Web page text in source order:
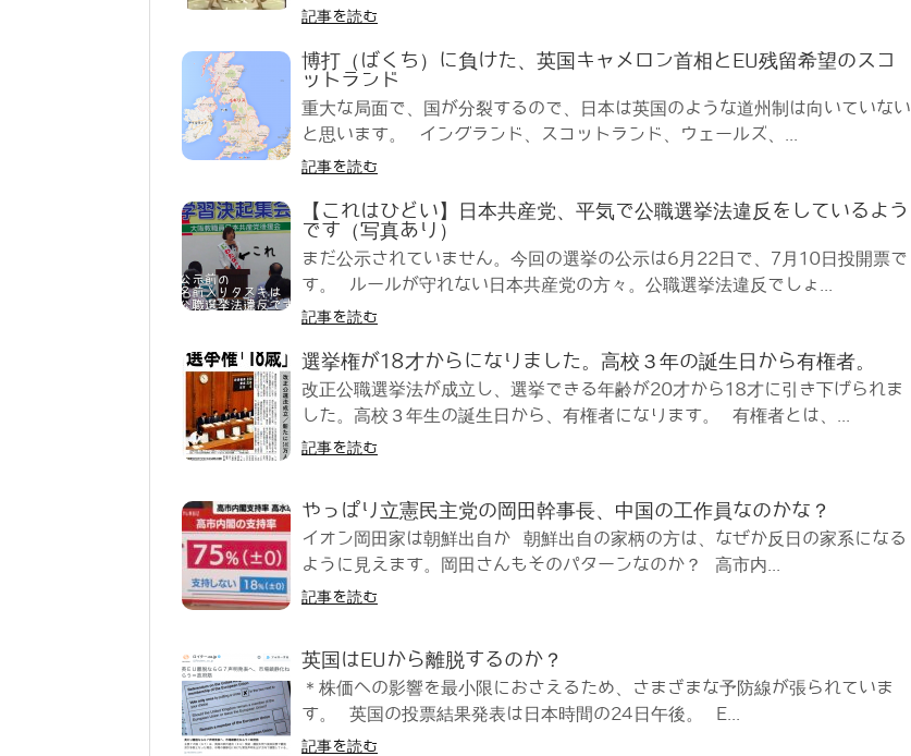
記事を読む
博打（ばくち）に負けた、英国キャメロン首相とEU残留希望のスコ
ットランド
重大な局面で、国が分裂するので、日本は英国のような道州制は向いていない
と思います。 イングランド、スコットランド、ウェールズ、...
記事を読む
【これはひどい】日本共産党、平気で公職選挙法違反をしているよう
です（写真あり）
まだ公示されていません。今回の選挙の公示は6月22日で、7月10日投開票で
す。 ルールが守れない日本共産党の方々。公職選挙法違反でしょ...
記事を読む
選挙権が18才からになりました。高校３年の誕生日から有権者。
改正公職選挙法が成立し、選挙できる年齢が20才から18才に引き下げられま
した。高校３年生の誕生日から、有権者になります。 有権者とは、...
記事を読む
やっぱり立憲民主党の岡田幹事長、中国の工作員なのかな？
イオン岡田家は朝鮮出自か 朝鮮出自の家柄の方は、なぜか反日の家系になる
ように見えます。岡田さんもそのパターンなのか？ 高市内...
記事を読む
英国はEUから離脱するのか？
＊株価への影響を最小限におさえるため、さまざまな予防線が張られていま
す。 英国の投票結果発表は日本時間の24日午後。 E...
記事を読む